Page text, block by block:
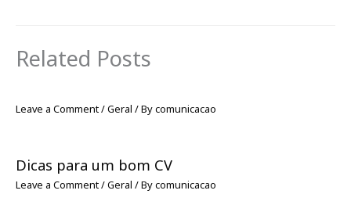
Related Posts
Leave a Comment/Geral / Bycomunicacao
Dicas para um bom CV
Leave a Comment/Geral / Bycomunicacao